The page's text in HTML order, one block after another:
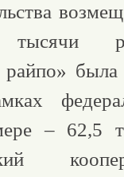
была
– 62,5